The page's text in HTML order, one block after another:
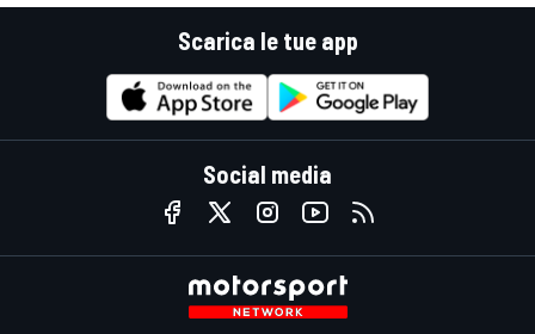
Scarica le tue app
Social media